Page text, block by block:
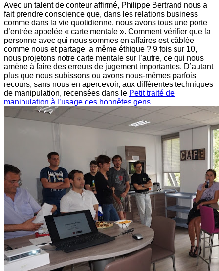
Avec un talent de conteur affirmé, Philippe Bertrand nous a
fait prendre conscience que, dans les relations business
comme dans la vie quotidienne, nous avons tous une porte
d’entrée appelée « carte mentale ». Comment vérifier que la
personne avec qui nous sommes en affaires est câblée
comme nous et partage la même éthique ? 9 fois sur 10,
nous projetons notre carte mentale sur l’autre, ce qui nous
amène à faire des erreurs de jugement importantes. D’autant
plus que nous subissons ou avons nous-mêmes parfois
recours, sans nous en apercevoir, aux différentes techniques
de manipulation, recensées dans le Petit traité de
manipulation à l’usage des honnêtes gens.